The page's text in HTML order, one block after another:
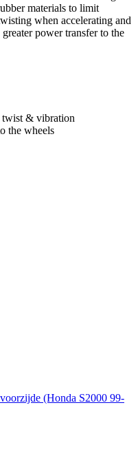
materials to limit
when accelerating and
power transfer to the
twist & vibration
the wheels
(Honda S2000 99-